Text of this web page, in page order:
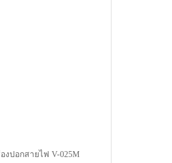
ปอกสายไฟ V-025M